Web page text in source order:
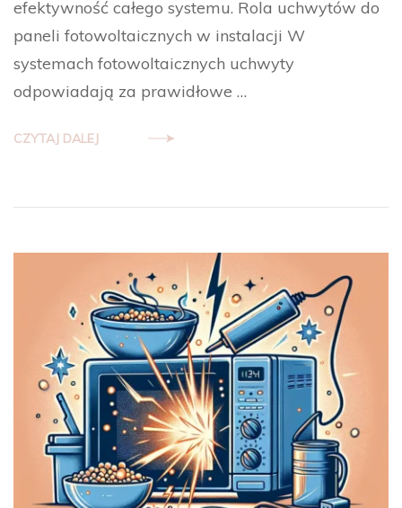
efektywność całego systemu. Rola uchwytów do
paneli fotowoltaicznych w instalacji W
systemach fotowoltaicznych uchwyty
odpowiadają za prawidłowe …
CZYTAJ DALEJ